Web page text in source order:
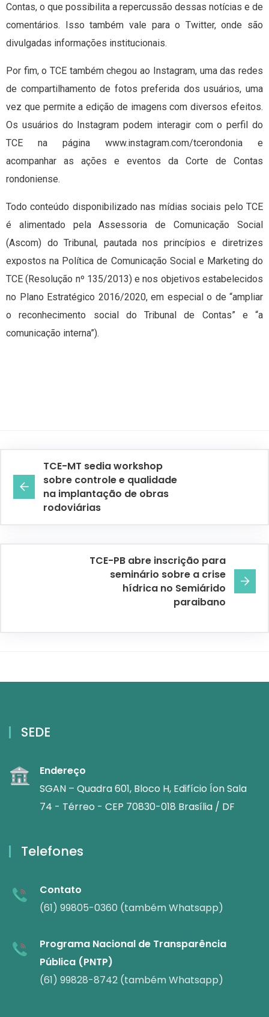
Contas, o que possibilita a repercussão dessas notícias e de
comentários. Isso também vale para o Twitter, onde são
divulgadas informações institucionais.
Por fim, o TCE também chegou ao Instagram, uma das redes
de compartilhamento de fotos preferida dos usuários, uma
vez que permite a edição de imagens com diversos efeitos.
Os usuários do Instagram podem interagir com o perfil do
TCE na página www.instagram.com/tcerondonia e
acompanhar as ações e eventos da Corte de Contas
rondoniense.
Todo conteúdo disponibilizado nas mídias sociais pelo TCE
é alimentado pela Assessoria de Comunicação Social
(Ascom) do Tribunal, pautada nos princípios e diretrizes
expostos na Política de Comunicação Social e Marketing do
TCE (Resolução nº 135/2013) e nos objetivos estabelecidos
no Plano Estratégico 2016/2020, em especial o de “ampliar
o reconhecimento social do Tribunal de Contas” e “a
comunicação interna”).
TCE-MT sedia workshop
sobre controle e qualidade
na implantação de obras
rodoviárias
TCE-PB abre inscrição para
seminário sobre a crise
hídrica no Semiárido
paraibano
SEDE
Endereço
SGAN – Quadra 601, Bloco H, Edifício Íon Sala
74 - Térreo - CEP 70830-018 Brasília / DF
Telefones
Contato
(61) 99805-0360 (também Whatsapp)
Programa Nacional de Transparência
Pública (PNTP)
(61) 99828-8742 (também Whatsapp)